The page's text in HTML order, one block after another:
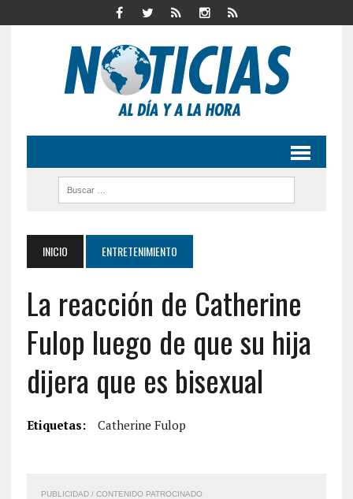
INICIO ENTRETENIMIENTO
La reacción de Catherine
Fulop luego de que su hija
dijera que es bisexual
Etiquetas: Catherine Fulop
PUBLICIDAD / CONTENIDO PATROCINADO